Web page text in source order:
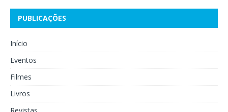
PUBLICAÇÕES
Início
Eventos
Filmes
Livros
Revistas